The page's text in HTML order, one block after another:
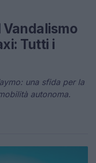
Tutti i
una sfida per la
autonoma.